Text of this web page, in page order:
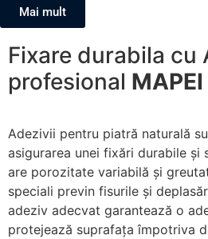
Mai mult
Fixare durabila cu
profesional MAPEI
Adezivii pentru piatră naturală
asigurarea unei fixări durabile și
are porozitate variabilă și
speciali previn fisurile și
adeziv adecvat garantează o
protejează suprafața împotriva